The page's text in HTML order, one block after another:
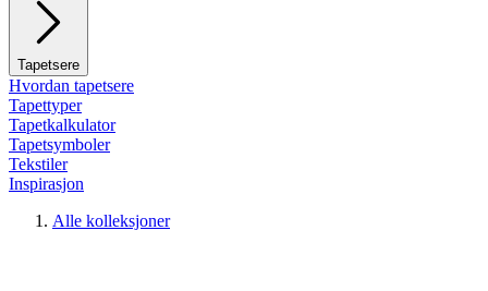
Tapetsere
Hvordan tapetsere
Tapettyper
Tapetkalkulator
Tapetsymboler
Tekstiler
Inspirasjon
Alle kolleksjoner